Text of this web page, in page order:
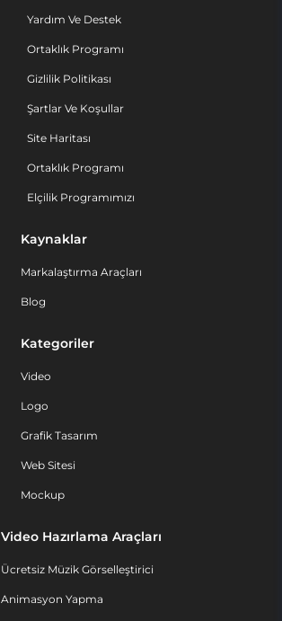
Yardım Ve Destek
Ortaklık Programı
Gizlilik Politikası
Şartlar Ve Koşullar
Site Haritası
Ortaklık Programı
Elçilik Programımızı
Kaynaklar
Markalaştırma Araçları
Blog
Kategoriler
Video
Logo
Grafik Tasarım
Web Sitesi
Mockup
Video Hazırlama Araçları
Ücretsiz Müzik Görselleştirici
Animasyon Yapma